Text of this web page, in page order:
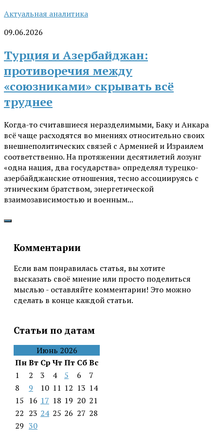
Актуальная аналитика
09.06.2026
Турция и Азербайджан:
противоречия между
«союзниками» скрывать всё
труднее
Когда-то считавшиеся неразделимыми, Баку и Анкара
всё чаще расходятся во мнениях относительно своих
внешнеполитических связей с Арменией и Израилем
соответственно. На протяжении десятилетий лозунг
«одна нация, два государства» определял турецко-
азербайджанские отношения, тесно ассоциируясь с
этническим братством, энергетической
взаимозависимостью и военным...
Комментарии
Если вам понравилась статья, вы хотите
высказать своё мнение или просто поделиться
мыслью - оставляйте комментарии! Это можно
сделать в конце каждой статьи.
Статьи по датам
Июнь 2026
ПнВт Ср ЧтПт СбВс
1
2 3 4 5 6
7
8
9 10 11 12 13 14
15 16 17 18 19 20 21
22 23 24 25 26 27 28
29 30